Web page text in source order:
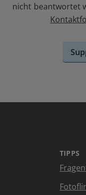
nicht beantwortet
TIPPS